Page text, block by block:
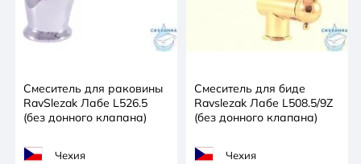
Смеситель для раковины
RavSlezak Лабе L526.5
(без донного клапана)
Чехия
Смеситель для биде
Ravslezak Лабе L508.5/9Z
(без донного клапана)
Чехия